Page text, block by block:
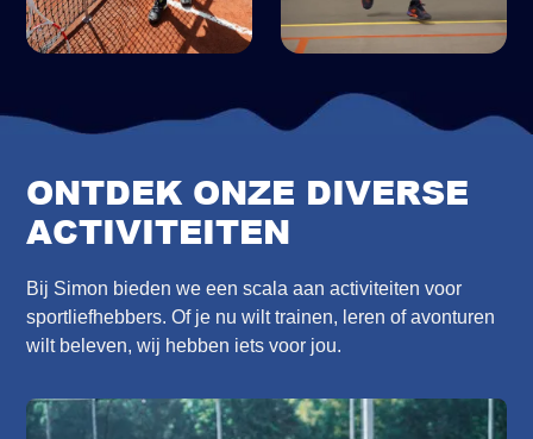
ONTDEK ONZE DIVERSE
ACTIVITEITEN
Bij Simon bieden we een scala aan activiteiten voor
sportliefhebbers. Of je nu wilt trainen, leren of avonturen
wilt beleven, wij hebben iets voor jou.